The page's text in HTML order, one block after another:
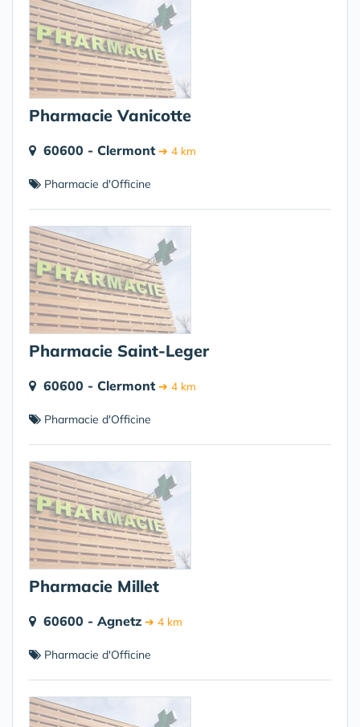
Pharmacie Vanicotte
60600 - Clermont ➔ 4 km
Pharmacie d'Officine
Pharmacie Saint-Leger
60600 - Clermont ➔ 4 km
Pharmacie d'Officine
Pharmacie Millet
60600 - Agnetz ➔ 4 km
Pharmacie d'Officine